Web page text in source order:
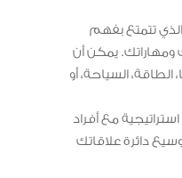
تتمتع بفهم
ومهاراتك. يمكن أن
الطاقة، السياحة، أو
مع أفراد
دائرة علاقاتك